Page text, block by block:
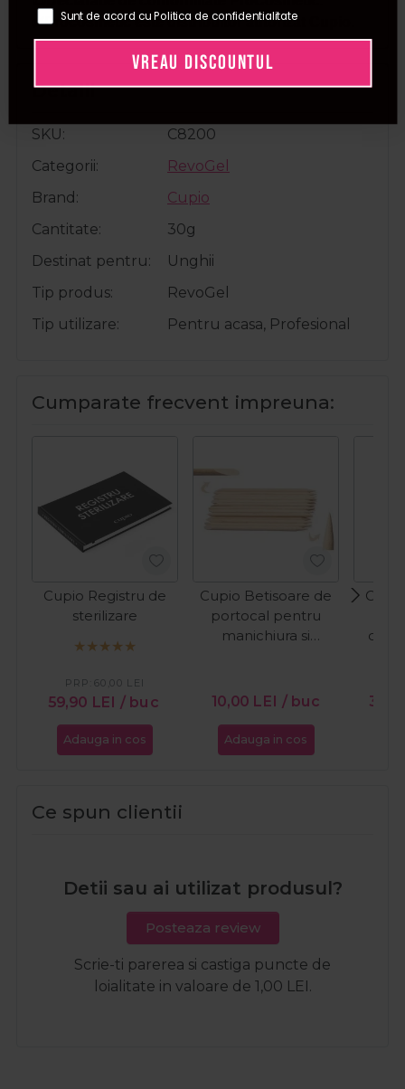
✅Procosmetic este distribuitor autorizat Cupio.
Detalii
SKU
C8200
Categorii
RevoGel
Brand
Cupio
Cantitate
30g
Destinat pentru
Unghii
Tip produs
RevoGel
Tip utilizare
Pentru acasa, Profesional
Cumparate frecvent impreuna:
Cupio Registru de
sterilizare
59,90 LEI / buc
PRP:60,00 LEI
Adauga in cos
Cupio Betisoare de
portocal pentru
manichiura si
10,00 LEI / buc
Adauga in cos
Ce spun clientii
Detii sau ai utilizat produsul?
Posteaza review
Scrie-ti parerea si castiga puncte de
loialitate in valoare de 1,00 LEI.
Sunt de acord cu Politica de confidentialitate
VREAU DISCOUNTUL